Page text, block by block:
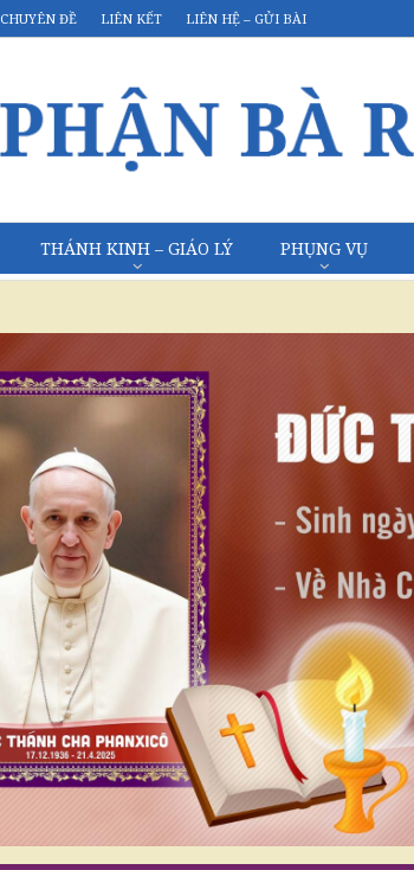
CHUYÊN ĐỀ LIÊN KẾT LIÊN HỆ – GỬI BÀI
THÁNH KINH – GIÁO LÝ PHỤNG VỤ